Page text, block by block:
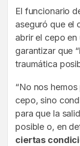
El funcionario
aseguró que el
abrir el cepo
garantizar que
traumática
“No nos
cepo, sino
para que la
posible o, en
ciertas